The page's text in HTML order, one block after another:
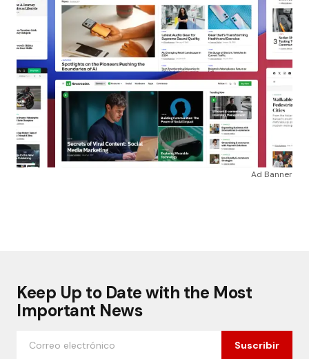
Ad Banner
Keep Up to Date with the Most
Important News
Suscribir